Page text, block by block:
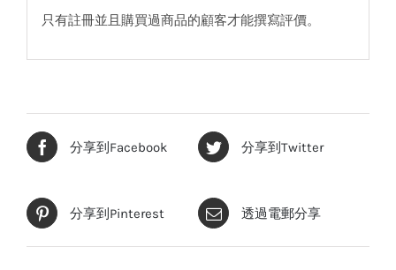
只有註冊並且購買過商品的顧客才能撰寫評價。
分享到Facebook 分享到Twitter
分享到Pinterest 透過電郵分享